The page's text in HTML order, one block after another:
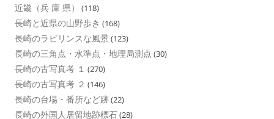
近畿（兵 庫 県） (118)
長崎と近県の山野歩き (168)
長崎のラビリンスな風景 (123)
長崎の三角点・水準点・地理局測点 (30)
長崎の古写真考 １ (270)
長崎の古写真考 ２ (146)
長崎の台場・番所など跡(22)
長崎の外国人居留地跡標石(28)